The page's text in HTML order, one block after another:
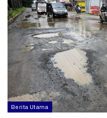
Berita Utama